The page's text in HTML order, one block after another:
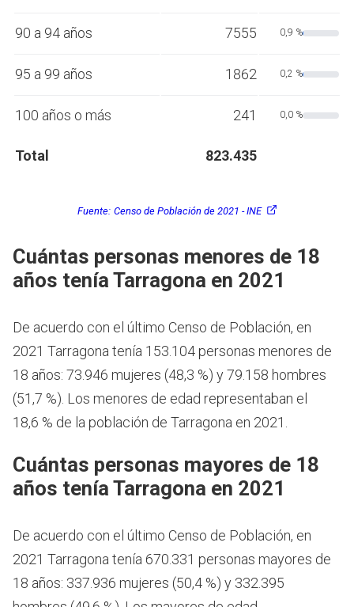
90 a 94 años 7555 0,9 %
95 a 99 años 1862 0,2 %
100 años o más 241 0,0 %
Total 823.435
Fuente: Censo de Población de 2021 - INE
Cuántas personas menores de 18
años tenía Tarragona en 2021
De acuerdo con el último Censo de Población, en
2021 Tarragona tenía 153.104 personas menores de
18 años: 73.946 mujeres (48,3 %) y 79.158 hombres
(51,7 %). Los menores de edad representaban el
18,6 % de la población de Tarragona en 2021.
Cuántas personas mayores de 18
años tenía Tarragona en 2021
De acuerdo con el último Censo de Población, en
2021 Tarragona tenía 670.331 personas mayores de
18 años: 337.936 mujeres (50,4 %) y 332.395